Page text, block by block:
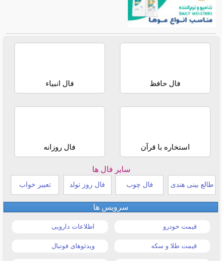
فال حافظ فال انبیاء
استخاره با قرآن فال روزانه
سایر فال ها
طالع بینی هندی فال چوب فال روز تولد تعبیر خواب
سرویس ها
قیمت خودرو اطلاعات دارویی
قیمت طلا و سکه ویدئوهای فوتبال